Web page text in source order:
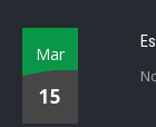
Mar
15